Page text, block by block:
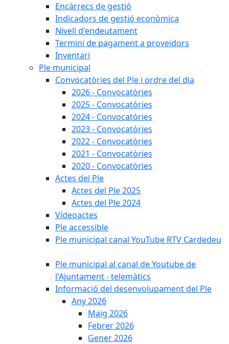
Encàrrecs de gestió
Indicadors de gestió econòmica
Nivell d'endeutament
Termini de pagament a proveïdors
Inventari
Ple municipal
Convocatòries del Ple i ordre del dia
2026 - Convocatòries
2025 - Convocatòries
2024 - Convocatòries
2023 - Convocatòries
2022 - Convocatòries
2021 - Convocatòries
2020 - Convocatòries
Actes del Ple
Actes del Ple 2025
Actes del Ple 2024
Vídeoactes
Ple accessible
Ple municipal canal YouTube RTV Cardedeu
Ple municipal al canal de Youtube de
l'Ajuntament - telemàtics
Informació del desenvolupament del Ple
Any 2026
Maig 2026
Febrer 2026
Gener 2026